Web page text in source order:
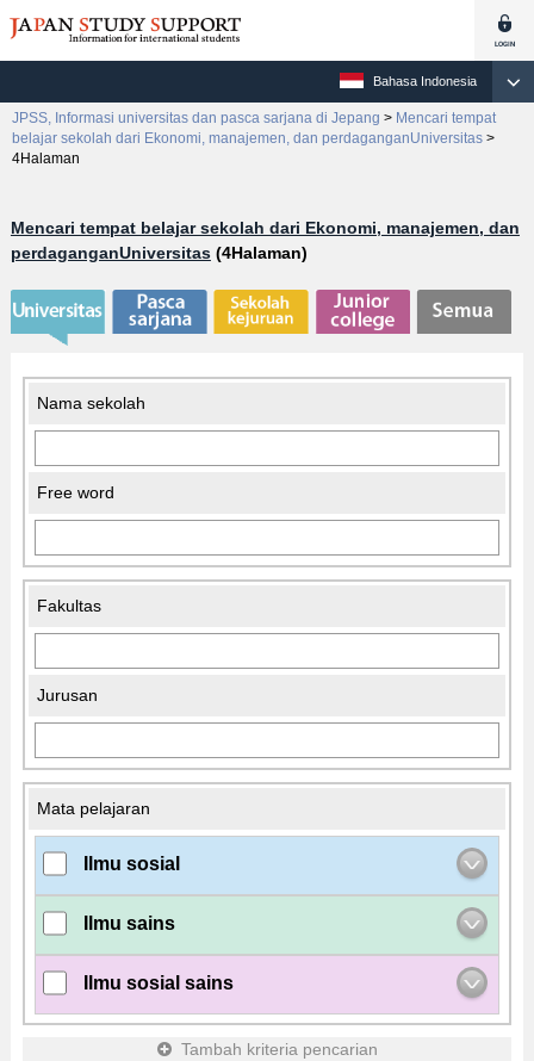
Bahasa Indonesia
JPSS, Informasi universitas dan pasca sarjana di Jepang > Mencari tempat
belajar sekolah dari Ekonomi, manajemen, dan perdaganganUniversitas >
4Halaman
Mencari tempat belajar sekolah dari Ekonomi, manajemen, dan
perdaganganUniversitas(4Halaman)
Nama sekolah
Free word
Fakultas
Jurusan
Mata pelajaran
Ilmu sosial
Ilmu sains
Ilmu sosial sains
Tambah kriteria pencarian